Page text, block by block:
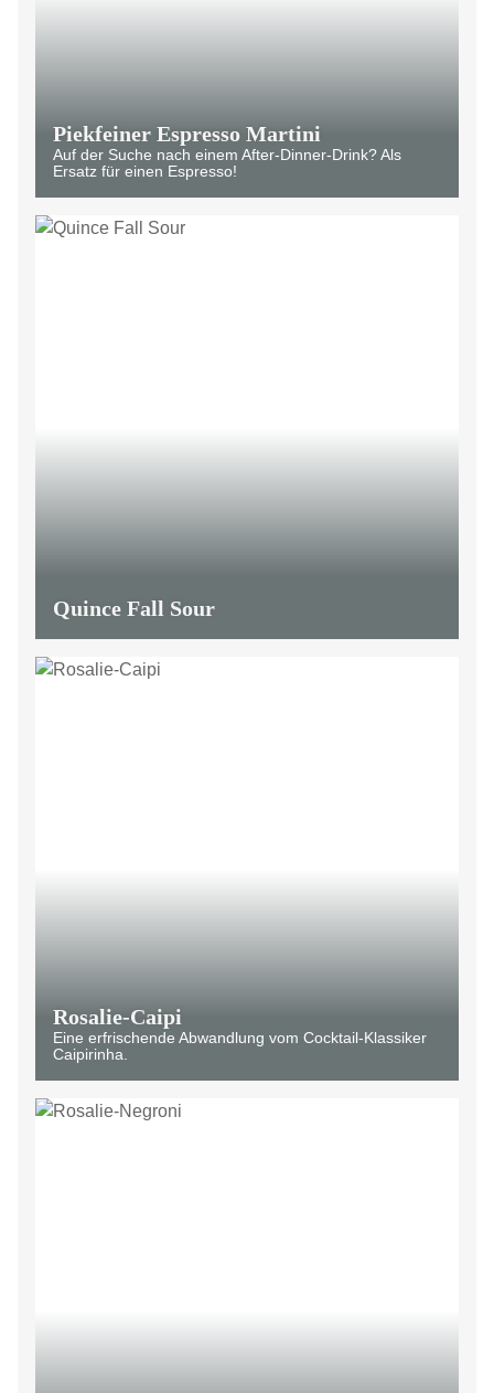
Piekfeiner Espresso Martini
Auf der Suche nach einem After-Dinner-Drink? Als
Ersatz für einen Espresso!
Quince Fall Sour
Rosalie-Caipi
Eine erfrischende Abwandlung vom Cocktail-Klassiker
Caipirinha.